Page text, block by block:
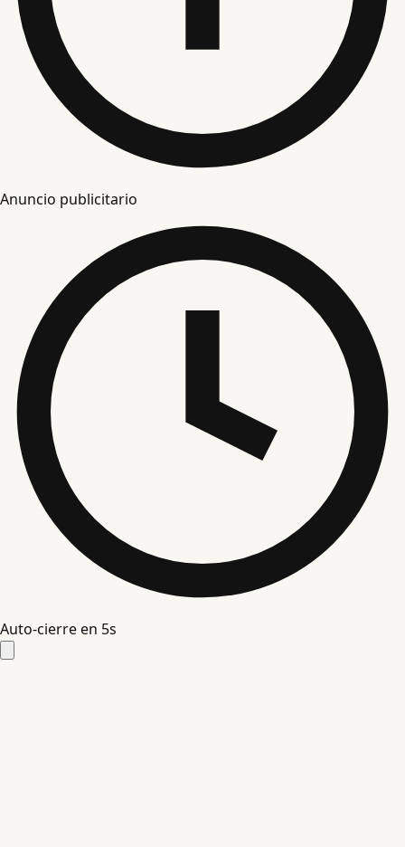
Anuncio publicitario
Auto-cierre en 4s